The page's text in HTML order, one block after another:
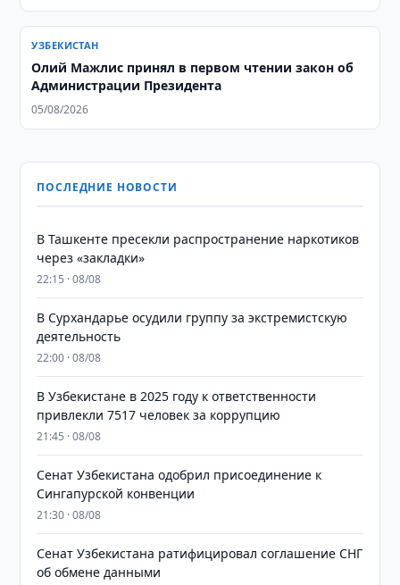
УЗБЕКИСТАН
Олий Мажлис принял в первом чтении закон об
Администрации Президента
05/08/2026
ПОСЛЕДНИЕ НОВОСТИ
В Ташкенте пресекли распространение наркотиков
через «закладки»
22:15 · 08/08
В Сурхандарье осудили группу за экстремистскую
деятельность
22:00 · 08/08
В Узбекистане в 2025 году к ответственности
привлекли 7517 человек за коррупцию
21:45 · 08/08
Сенат Узбекистана одобрил присоединение к
Сингапурской конвенции
21:30 · 08/08
Сенат Узбекистана ратифицировал соглашение СНГ
об обмене данными